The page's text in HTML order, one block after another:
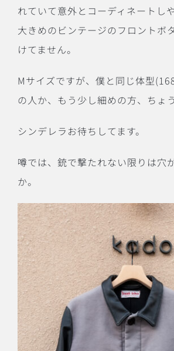
れていて意外とコーディネートし
大きめのビンテージのフロントボ
けてません。
Mサイズですが、僕と同じ体型
の人か、もう少し細めの方、ちょ
シンデレラお待ちしてます。
噂では、銃で撃たれない限りは穴
か。